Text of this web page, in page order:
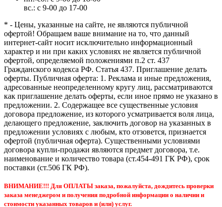
вс.: с 9-00 до 17-00
* - Цены, указанные на сайте, не являются публичной
офертой! Обращаем ваше внимание на то, что данный
интернет-сайт носит исключительно информационный
характер и ни при каких условиях не является публичной
офертой, определяемой положениями п.2 ст. 437
Гражданского кодекса РФ. Статья 437. Приглашение делать
оферты. Публичная оферта: 1. Реклама и иные предложения,
адресованные неопределенному кругу лиц, рассматриваются
как приглашение делать оферты, если иное прямо не указано в
предложении. 2. Содержащее все существенные условия
договора предложение, из которого усматривается воля лица,
делающего предложение, заключить договор на указанных в
предложении условиях с любым, кто отзовется, признается
офертой (публичная оферта). Существенными условиями
договора купли-продажи являются предмет договора, т.е.
наименование и количество товара (ст.454-491 ГК РФ), срок
поставки (ст.506 ГК РФ).
ВНИМАНИЕ!!! Для ОПЛАТЫ заказа, пожалуйста, дождитесь проверки
заказа менеджером и получения подробной информации о наличии и
стоимости указанных товаров и (или) услуг.